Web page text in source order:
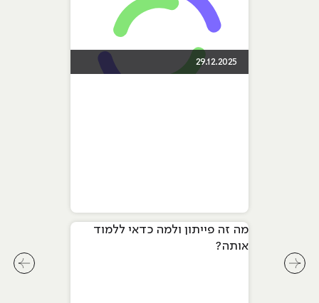
29.12.2025
מה זה פייתון ולמה כדאי ללמוד
אותה?
לחץ לחץ לשיקופית קודמת בסליידר מאמרים